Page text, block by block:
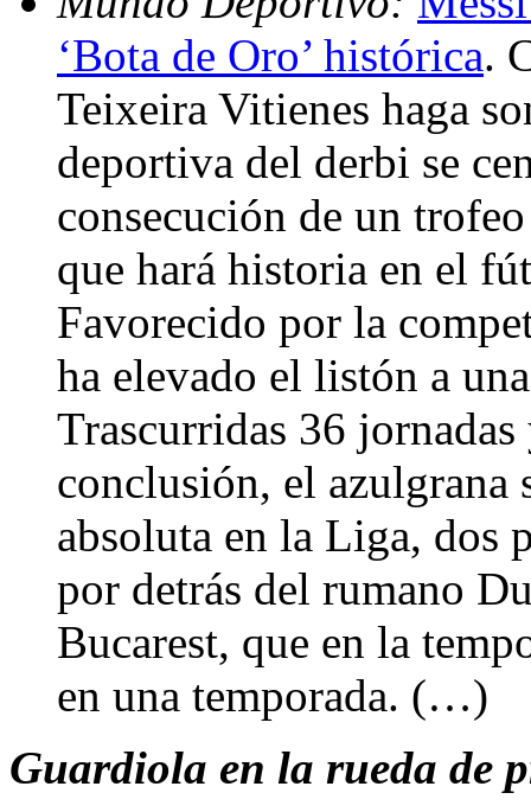
‘Bota de Oro’ histórica.
Teixeira Vitienes haga
deportiva del derbi se
consecución de un
que hará historia en el
Favorecido por la
ha elevado el listón a
Trascurridas 36
conclusión, el azulgrana
absoluta en la Liga, dos
por detrás del rumano
Bucarest, que en la
en una temporada. (…)
Guardiola en la rueda de